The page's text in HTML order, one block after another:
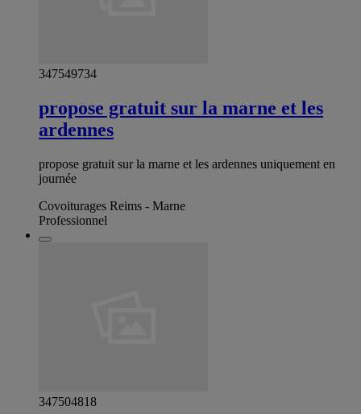
347549734
propose gratuit sur la marne et les
ardennes
propose gratuit sur la marne et les ardennes uniquement en
journée
Covoiturages Reims - Marne
Professionnel
347504818